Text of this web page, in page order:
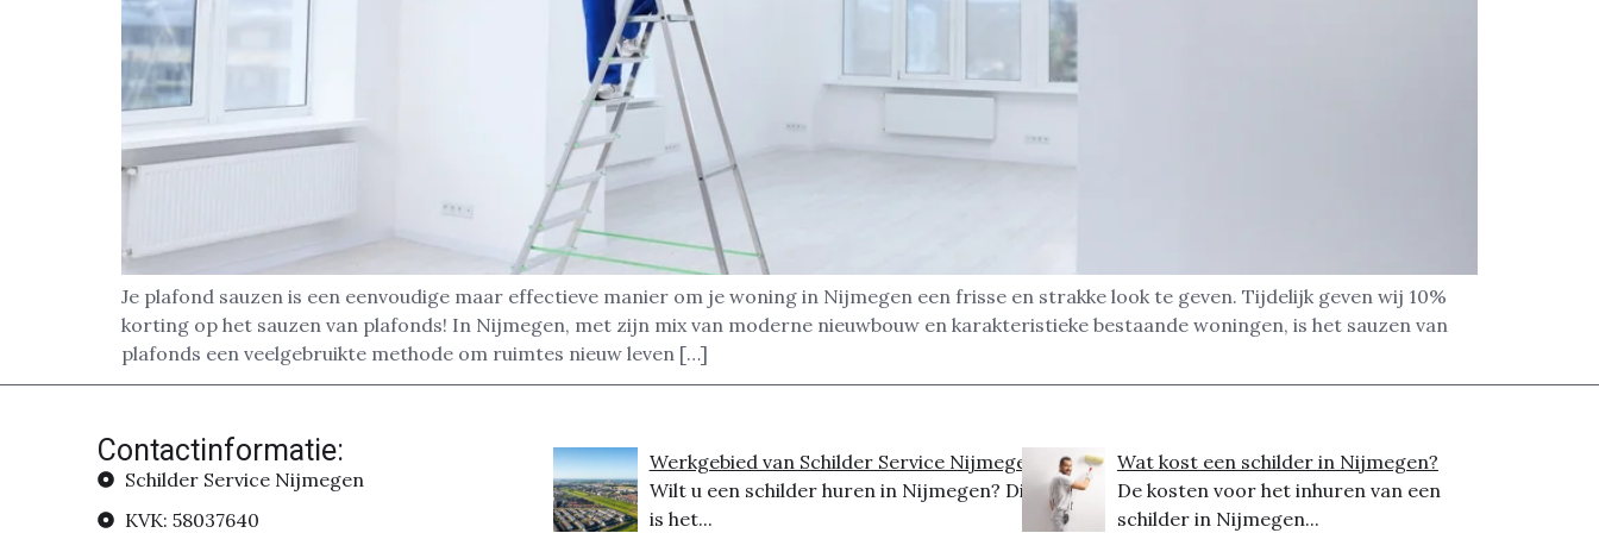
Je plafond sauzen is een eenvoudige maar effectieve manier om je woning in Nijmegen een frisse en strakke look te geven. Tijdelijk geven wij 10%
korting op het sauzen van plafonds! In Nijmegen, met zijn mix van moderne nieuwbouw en karakteristieke bestaande woningen, is het sauzen van
plafonds een veelgebruikte methode om ruimtes nieuw leven […]
Contactinformatie:
Schilder Service Nijmegen
KVK: 58037640
Werkgebied van Schilder Service Nijmegen
Wilt u een schilder huren in Nijmegen? Dit
is het...
Wat kost een schilder in Nijmegen?
De kosten voor het inhuren van een
schilder in Nijmegen...